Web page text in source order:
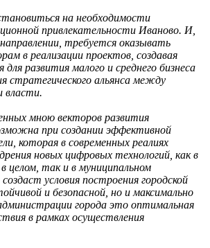
на необходимости
привлекательности Иваново. И,
требуется оказывать
в реализации проектов, создавая
развития малого и среднего бизнеса
стратегического альянса между
власти.
мною векторов развития
при создании эффективной
которая в современных реалиях
новых цифровых технологий, как в
целом, так и в муниципальном
условия построения городской
и безопасной, но и максимально
города это оптимальная
в рамках осуществления